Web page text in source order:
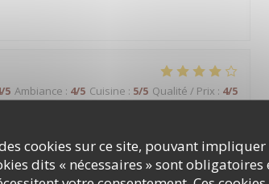
cookies sur ce site, pouvant impliquer
dits « nécessaires » sont obligatoires
/5 Ambiance : 4/5 Cuisine : 5/5 Qualité / Prix : 4/5
/5 Ambiance: 4/5 Cuisine:5/5 Qualité / Prix:3/5